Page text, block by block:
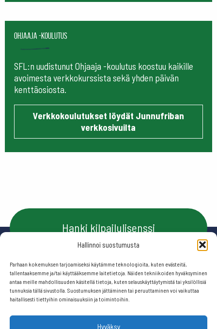
Hallinnoi suostumusta
Parhaan kokemuksen tarjoamiseksi käytämme teknologioita, kuten evästeitä,
tallentaaksemme ja/tai käyttääksemme laitetietoja. Näiden tekniikoiden hyväksyminen
antaa meille mahdollisuuden käsitellä tietoja, kuten selauskäyttäytymistä tai yksilöllisiä
tunnuksia tällä sivustolla. Suostumuksen jättäminen tai peruuttaminen voi vaikuttaa
haitallisesti tiettyihin ominaisuuksiin ja toimintoihin.
Hyväksy
Ohjaaja -koulutus
SFL:n uudistunut Ohjaaja -koulutus koostuu kaikille
avoimesta verkkokurssista sekä yhden päivän
kenttäosiosta.
Verkkokoulutukset löydät Junnufriban
verkkosivuilta
Hanki kilpailulisenssi
Ota yhteyttä
Seuraa meitä: